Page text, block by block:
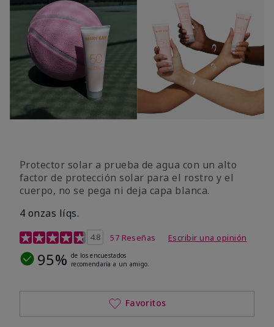
Protector solar a prueba de agua con un alto
factor de protección solar para el rostro y el
cuerpo, no se pega ni deja capa blanca.
4 onzas líqs.
Calificación de clientes de 4,2 de 5
4.8 57 Reseñas Escribir una opinión
95% de los encuestados
recomendaría a un amigo.
Favoritos